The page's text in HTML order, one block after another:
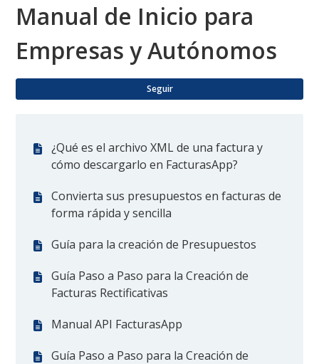
Manual de Inicio para
Empresas y Autónomos
Seguir
¿Qué es el archivo XML de una factura y
cómo descargarlo en FacturasApp?
Convierta sus presupuestos en facturas de
forma rápida y sencilla
Guía para la creación de Presupuestos
Guía Paso a Paso para la Creación de
Facturas Rectificativas
Manual API FacturasApp
Guía Paso a Paso para la Creación de